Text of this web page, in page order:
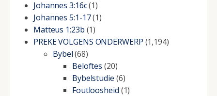
Johannes 3:16c(1)
Johannes 5:1-17(1)
Matteus 1:23b (1)
PREKE VOLGENS ONDERWERP (1,194)
Bybel(68)
Beloftes (20)
Bybelstudie (6)
Foutloosheid (1)